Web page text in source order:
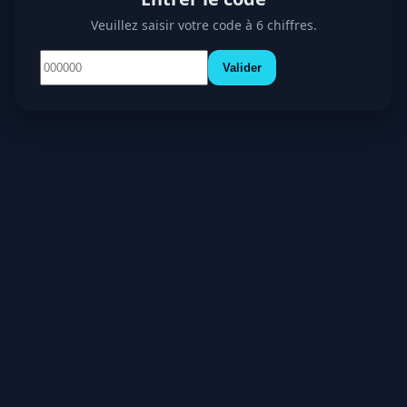
Veuillez saisir votre code à 6 chiffres.
Valider